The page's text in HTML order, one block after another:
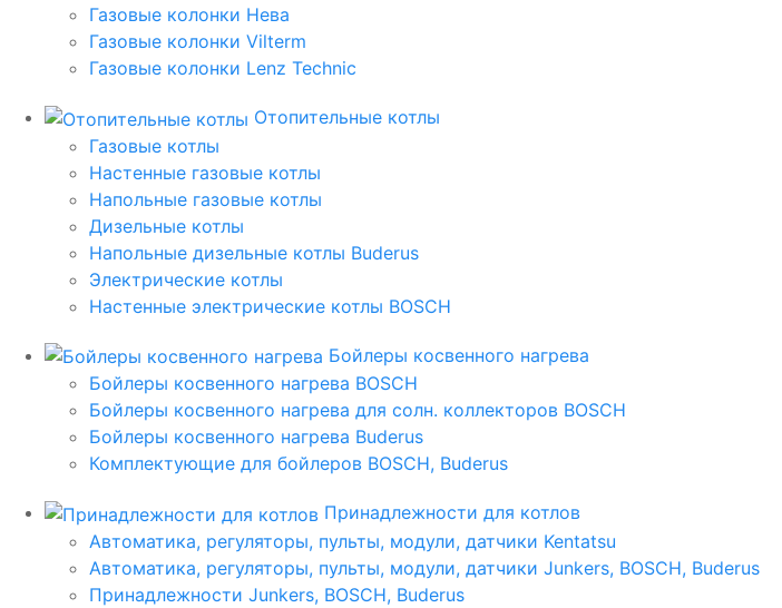
Газовые колонки Нева
Газовые колонки Vilterm
Газовые колонки Lenz Technic
Отопительные котлы
Газовые котлы
Настенные газовые котлы
Напольные газовые котлы
Дизельные котлы
Напольные дизельные котлы Buderus
Электрические котлы
Настенные электрические котлы BOSCH
Бойлеры косвенного нагрева
Бойлеры косвенного нагрева BOSCH
Бойлеры косвенного нагрева для солн. коллекторов BOSCH
Бойлеры косвенного нагрева Buderus
Комплектующие для бойлеров BOSCH, Buderus
Принадлежности для котлов
Автоматика, регуляторы, пульты, модули, датчики Kentatsu
Автоматика, регуляторы, пульты, модули, датчики Junkers, BOSCH, Buderus
Принадлежности Junkers, BOSCH, Buderus